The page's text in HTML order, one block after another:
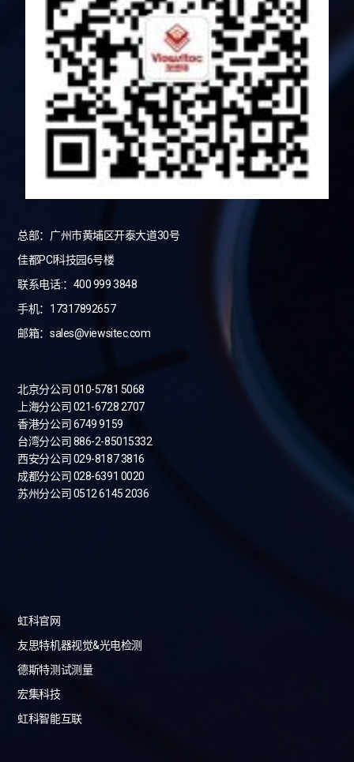
总部：广州市黄埔区开泰大道30号
佳都PCI科技园6号楼
联系电话:：400 999 3848
手机：17317892657
邮箱：sales@viewsitec.com
北京分公司 010-5781 5068
上海分公司 021-6728 2707
香港分公司 6749 9159
台湾分公司 886-2-85015332
西安分公司 029-8187 3816
成都分公司 028-6391 0020
苏州分公司 0512 6145 2036
虹科官网
友思特机器视觉&光电检测
德斯特测试测量
宏集科技
虹科智能互联